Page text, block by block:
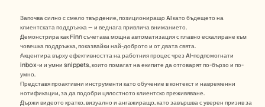
Започва силно с смело твърдение, позициониращо AI като бъдещето на
клиентската поддръжка — и веднага привлича вниманието.
Демонстрира как Finn съчетава мощна автоматизация с плавно ескалиране към
човешка поддръжка, показвайки най-доброто и от двата свята.
Акцентира върху ефективността на работния процес чрез AI-подпомогнати
inbox-и и умни snippets, които помагат на екипите да отговарят по-бързо и по-
умно.
Представя проактивни инструменти като обучение в контекст и навременни
нотификации, за да подобри цялостното клиентско преживяване.
Държи видеото кратко, визуално и ангажиращо, като завършва с уверен призив за